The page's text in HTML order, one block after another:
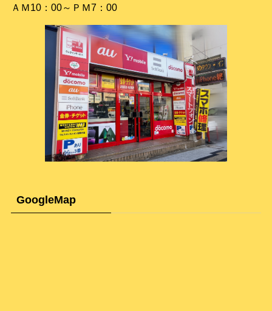
ＡＭ10：00～ＰＭ7：00
GoogleMap